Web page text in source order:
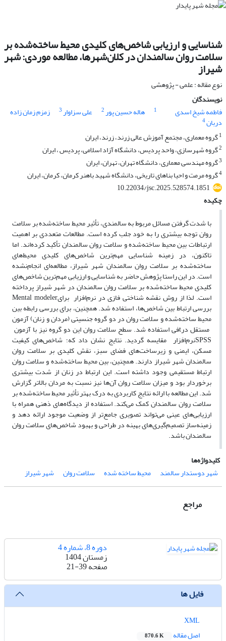
شناسایی و ارزیابی شاخص‌های کلیدی محیط ساخته‌شده بر
سلامت روان سالمندان در کلان‌شهرها، مطالعه موردی: شهر
شیراز
نوع مقاله : علمی - پژوهشی
نویسندگان
فاطمه شیخ اسدی
1 هاله حسین پور2 علی سزاوار3 زمزم زمان زاده
دربان4
1گروه معماری، مجتمع آموزش عالی زرند، زرند، ایران
2گروه شهرسازی، واحد پردیس، دانشگاه آزاد اسلامی، پردیس ، ایران
3گروه مهندسی معماری، دانشگاه تهران، تهران، ایران
4گروه مرمت و احیا بناهای تاریخی، دانشگاه شهید باهنر کرمان، کرمان، ایران
10.22034/jsc.2025.528574.1851
چکیده
با شدت گرفتن مسائل مربوط به سالمندی، تأثیر محیط ساخته‌شده بر سلامت
روان توجه بیشتری را به خود جلب کرده است. مطالعات متعددی بر اهمیت
ارتباطات بین محیط ساخته‌شده و سلامت روان سالمندان تأکید کرده‌اند. اما
تاکنون، در زمینه شناسایی مهم‌ترین شاخص‌های کلیدی محیط‌های
ساخته‌شده بر سلامت روان سالمندان شهر شیراز، مطالعه‌ای انجام‌نشده
است. در این راستا پژوهش حاضر به شناسایی و ارزیابی مهم‌ترین شاخص‌های
کلیدی محیط ساخته‌شده بر سلامت روان سالمندان در شهر شیراز پرداخته
است. لذا از روش نقشه شناختی فازی در نرم‌افزار Mental modelerبرای
بررسی ارتباط بین شاخص‌ها، استفاده شد. همچنین، برای بررسی رابطه بین
محیط ساخته‌شده و سلامت روان در دو گروه جنسیتی (مردان و زنان) آزمون
فی استفاده شد. سطح سلامت روان این دو گروه نیز با آزمونtمستقل در
نرم‌افزارSPSS مقایسه گردید. نتایج نشان داد که؛ شاخص‌های کیفیت
مسکن، ایمنی و زیرساخت‌های فضای سبز، نقش کلیدی بر سلامت روان
سالمندان شهر شیراز دارند. همچنین، بین محیط ساخته‌شده و سلامت روان
ارتباط مستقیمی وجود داشته است. این ارتباط در زنان از شدت بیشتری
برخوردار بود و میزان سلامت روان آن‌ها نیز نسبت به مردان بالاتر گزارش
شد. این مطالعه با ارائه نتایج کاربردی به درک بهتر تأثیر محیط ساخته‌شده بر
سلامت روان سالمندان کمک می‌کند. استفاده از دیدگاه‌های ذهنی همراه با
ارزیابی‌های عینی می‌تواند تصویری جامع‌تر از وضعیت موجود ارائه دهد و
زمینه‌ساز تصمیم‌گیری‌های بهینه در طراحی و بهبود شاخص‌های سلامت روان
سالمندان باشد.
کلیدواژه‌ها
شهر دوستدار سالمند
محیط ساخته شده سلامت روان شهر شیراز
مراجع
دوره 8، شماره 4
زمستان 1404
صفحه21-39
فایل ها
اصل مقاله
870.6 K